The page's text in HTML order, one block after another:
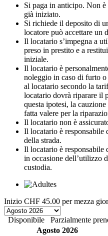
Si paga in anticipo. Non
già iniziato.
Si richiede il deposito di
locatore può accettare un
Il locatario s’impegna a
preso in prestito e a
iniziale.
Il locatario è
noleggio in caso di furto
al locatario secondo la
locatario dovrà riparare il
questa ipotesi, la
fatta valere per la
Il locatario non è
Il locatario è
della strada.
Il locatario è
in occasione dell’utilizzo
custodia.
Inizio CHF 45.00 per mezza
Disponibile Parzialmente
Agosto 2026